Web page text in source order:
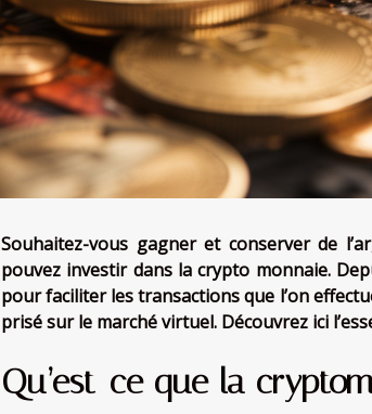
Souhaitez-vous gagner et conserver de
pouvez investir dans la crypto monnaie.
pour faciliter les transactions que l’on
prisé sur le marché virtuel. Découvrez ici
Qu’est-ce que la